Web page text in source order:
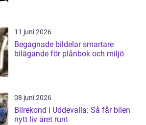
11 juni 2026
Begagnade bildelar smartare
bilägande för plånbok och miljö
08 juni 2026
Bilrekond i Uddevalla: Så får bilen
nytt liv året runt